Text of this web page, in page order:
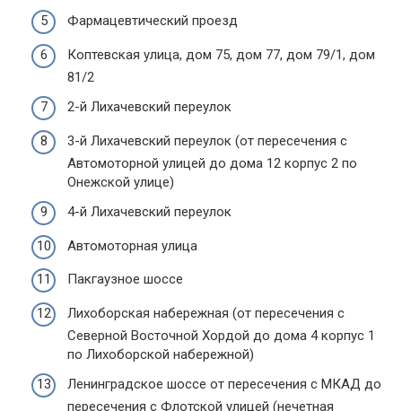
Фармацевтический проезд
Коптевская улица, дом 75, дом 77, дом 79/1, дом
81/2
2-й Лихачевский переулок
3-й Лихачевский переулок (от пересечения с
Автомоторной улицей до дома 12 корпус 2 по
Онежской улице)
4-й Лихачевский переулок
Автомоторная улица
Пакгаузное шоссе
Лихоборская набережная (от пересечения с
Северной Восточной Хордой до дома 4 корпус 1
по Лихоборской набережной)
Ленинградское шоссе от пересечения с МКАД до
пересечения с Флотской улицей (нечетная